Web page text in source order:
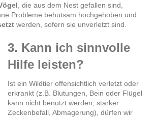
, die aus dem Nest gefallen sind,
Probleme behutsam hochgehoben und
werden, sofern sie unverletzt sind.
3. Kann ich sinnvolle
Hilfe leisten?
Ist ein Wildtier offensichtlich verletzt oder
erkrankt (z.B. Blutungen, Bein oder Flügel
kann nicht benutzt werden, starker
Zeckenbefall, Abmagerung), dürfen wir